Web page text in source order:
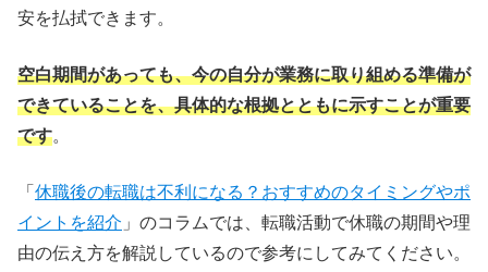
安を払拭できます。
空白期間があっても、今の自分が業務に取り組める準備が
できていることを、具体的な根拠とともに示すことが重要
です。
「 休職後の転職は不利になる？おすすめのタイミングやポ
イントを紹介 」のコラムでは、転職活動で休職の期間や理
由の伝え方を解説しているので参考にしてみてください。